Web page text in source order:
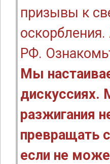
призывы к
РФ.
Мы
дискуссиях.
разжигания
превращать
если не